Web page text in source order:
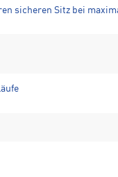
sicheren Sitz bei